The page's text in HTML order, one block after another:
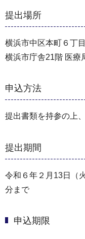
提出場所
横浜市中区本町６丁
横浜市庁舎21階 医療
申込方法
提出書類を持参の上
提出期間
令和６年２月13日（
分まで
申込期限